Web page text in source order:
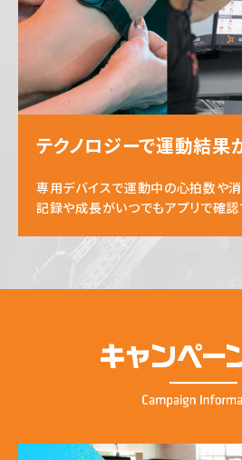
テクノロジーで運動結果
専用デバイスで運動中の心拍数や
記録や成長がいつでもアプリで確認